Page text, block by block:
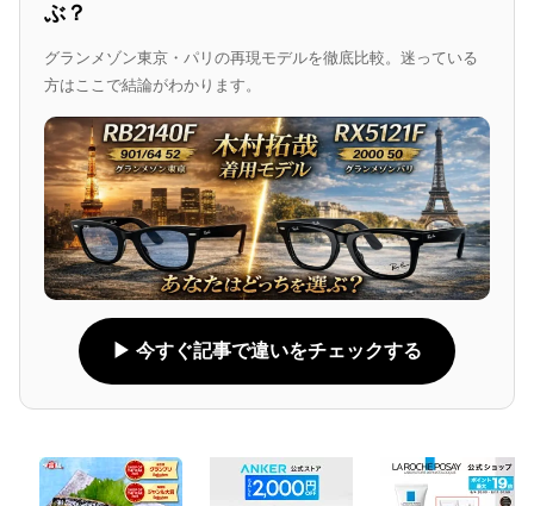
ぶ？
グランメゾン東京・パリの再現モデルを徹底比較。迷っている
方はここで結論がわかります。
▶ 今すぐ記事で違いをチェックする